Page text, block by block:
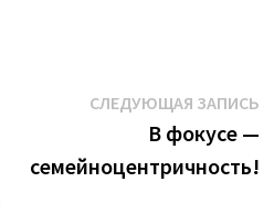
СЛЕДУЮЩАЯ ЗАПИСЬ
В фокусе —
семейноцентричность!